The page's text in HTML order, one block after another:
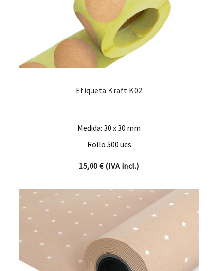
Etiqueta Kraft K02
Medida: 30 x 30 mm
Rollo 500 uds
15,00€(IVA incl.)